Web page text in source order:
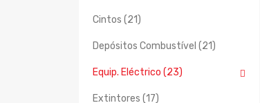
Cintos (21)
Depósitos Combustível (21)
Equip. Eléctrico (23)
Extintores (17)